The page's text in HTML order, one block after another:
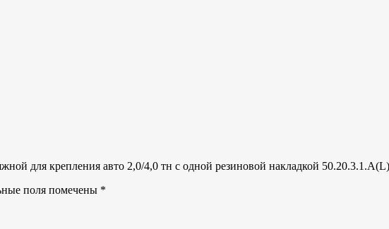
для крепления авто 2,0/4,0 тн с одной резиновой накладкой
поля помечены *